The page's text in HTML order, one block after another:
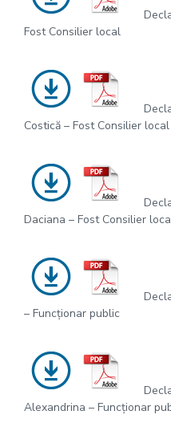
Fost Consilier local
Costică – Fost Consilier local
Daciana – Fost Consilier
– Funcționar public
Alexandrina – Funcționar